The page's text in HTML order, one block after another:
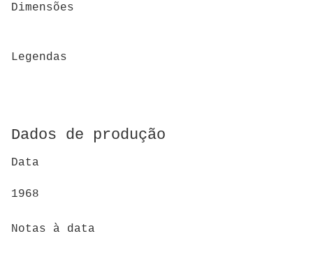
Dimensões
Legendas
Dados de produção
Data
1968
Notas à data